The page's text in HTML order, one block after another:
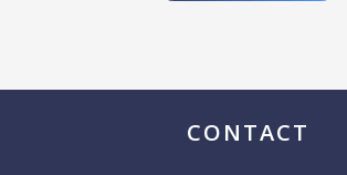
CONTACT